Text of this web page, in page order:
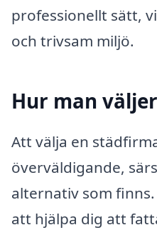
professionellt sätt,
och trivsam miljö.
Hur man
Att välja en
överväldigande,
alternativ som
att hjälpa dig att